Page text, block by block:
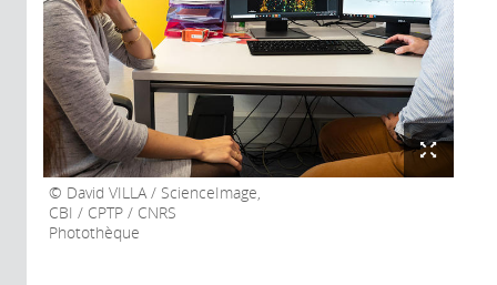
David VILLA / ScienceImage,
CBI / CPTP / CNRS
Photothèque